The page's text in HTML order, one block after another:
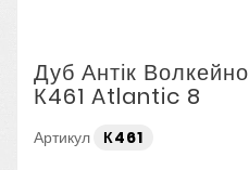
Дуб Антік Волкейно
К461 Atlantic 8
Артикул К461